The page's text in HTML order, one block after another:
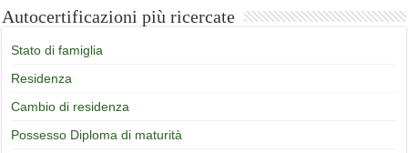
Autocertificazioni più ricercate
Stato di famiglia
Residenza
Cambio di residenza
Possesso Diploma di maturità